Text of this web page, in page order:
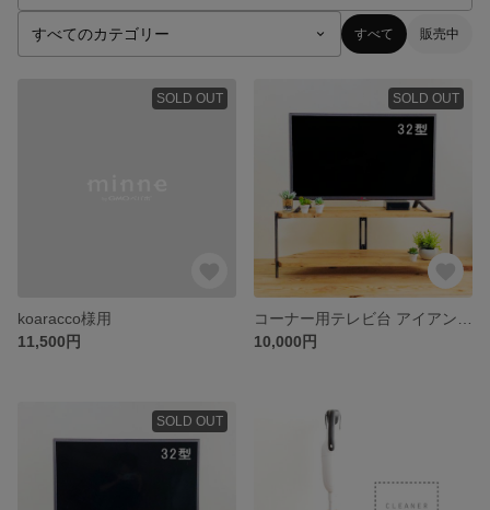
すべて 販売中
SOLD OUT
koaracco様用
11,500円
SOLD OUT
10,000円
SOLD OUT